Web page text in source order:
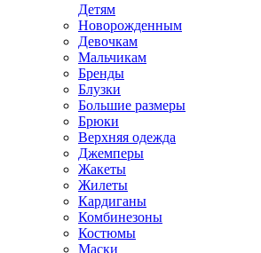
Детям
Новорожденным
Девочкам
Мальчикам
Бренды
Блузки
Большие размеры
Брюки
Верхняя одежда
Джемперы
Жакеты
Жилеты
Кардиганы
Комбинезоны
Костюмы
Маски